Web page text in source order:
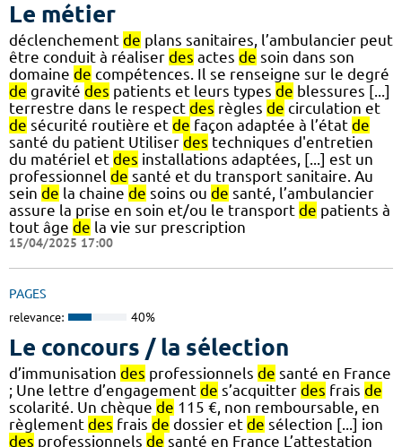
Le métier
déclenchement de plans sanitaires, l’ambulancier peut
être conduit à réaliser des actes de soin dans son
domaine de compétences. Il se renseigne sur le degré
de gravité des patients et leurs types de blessures [...]
terrestre dans le respect des règles de circulation et
de sécurité routière et de façon adaptée à l’état de
santé du patient Utiliser des techniques d'entretien
du matériel et des installations adaptées, [...] est un
professionnel de santé et du transport sanitaire. Au
sein de la chaine de soins ou de santé, l’ambulancier
assure la prise en soin et/ou le transport de patients à
tout âge de la vie sur prescription
15/04/2025 17:00
PAGES
relevance: 40%
Le concours / la sélection
d’immunisation des professionnels de santé en France
; Une lettre d’engagement de s’acquitter des frais de
scolarité. Un chèque de 115 €, non remboursable, en
règlement des frais de dossier et de sélection [...] ion
des professionnels de santé en France L’attestation